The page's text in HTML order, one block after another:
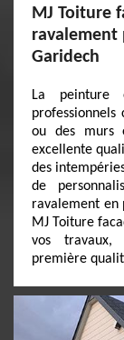
MJ Toiture
ravalement
Garidech
La
ou des murs
excellente
des
de
ravalement en
MJ Toiture
vos travaux,
première